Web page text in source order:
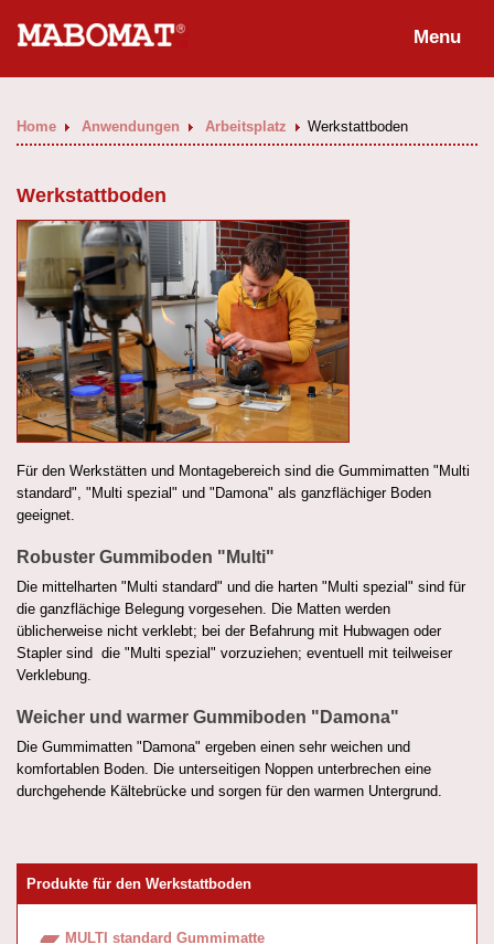
Menu
Home Anwendungen Arbeitsplatz Werkstattboden
Werkstattboden
Für den Werkstätten und Montagebereich sind die Gummimatten "Multi
standard", "Multi spezial" und "Damona" als ganzflächiger Boden
geeignet.
Robuster Gummiboden "Multi"
Die mittelharten "Multi standard" und die harten "Multi spezial" sind für
die ganzflächige Belegung vorgesehen. Die Matten werden
üblicherweise nicht verklebt; bei der Befahrung mit Hubwagen oder
Stapler sind die "Multi spezial" vorzuziehen; eventuell mit teilweiser
Verklebung.
Weicher und warmer Gummiboden "Damona"
Die Gummimatten "Damona" ergeben einen sehr weichen und
komfortablen Boden. Die unterseitigen Noppen unterbrechen eine
durchgehende Kältebrücke und sorgen für den warmen Untergrund.
Produkte für den Werkstattboden
MULTI standard Gummimatte